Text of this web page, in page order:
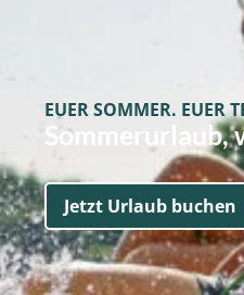
EUER SOMMER. EUER
Sommerurlaub,
Jetzt Urlaub buchen